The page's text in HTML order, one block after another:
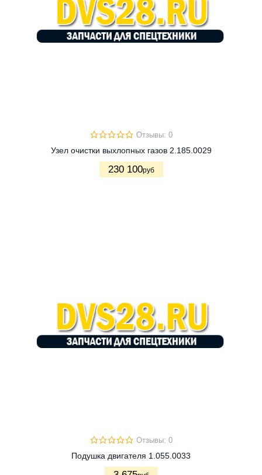
Отзывы: 0
Узел очистки выхлопных газов 2.185.0029
230 100руб
Отзывы: 0
Подушка двигателя 1.055.0033